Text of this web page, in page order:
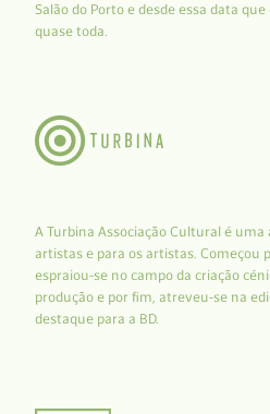
Salão do Porto e desde essa data
quase toda.
A Turbina Associação Cultural é
artistas e para os artistas. Começou
espraiou-se no campo da criação
produção e por fim, atreveu-se na
destaque para a BD.